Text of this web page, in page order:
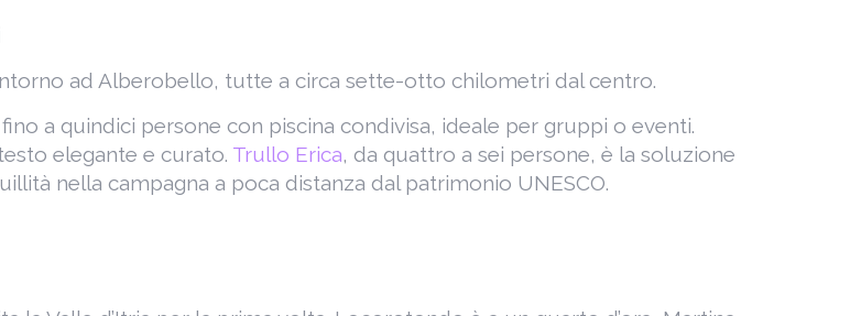
ad Alberobello, tutte a circa sette-otto chilometri dal centro.
a quindici persone con piscina condivisa, ideale per gruppi o eventi.
elegante e curato. Trullo Erica, da quattro a sei persone, è la soluzione
nella campagna a poca distanza dal patrimonio UNESCO.